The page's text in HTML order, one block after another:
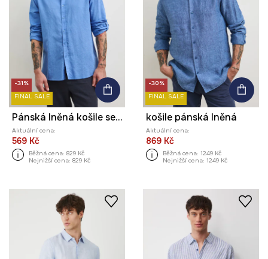
-31%
FINAL SALE
Pánská lněná košile se stojáčkem
Aktuální cena:
569 Kč
Běžná cena: 829 Kč
Nejnižší cena: 829 Kč
-30%
FINAL SALE
košile pánská lněná
Aktuální cena:
869 Kč
Běžná cena: 1249 Kč
Nejnižší cena: 1249 Kč